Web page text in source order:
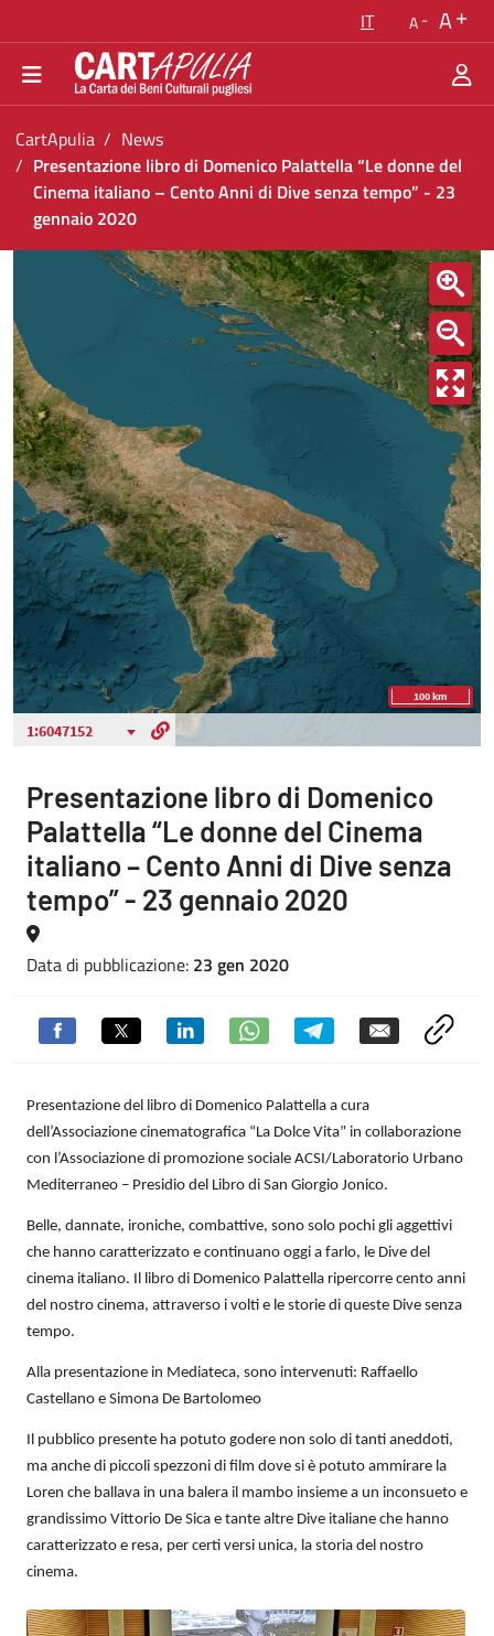
Vai al menu di navigazione
Vai ai contenuti
Vai al footer
IT A A
Ti trovi in:
CartApulia
News
Presentazione libro di Domenico Palattella “Le donne del
Cinema italiano – Cento Anni di Dive senza tempo” - 23
gennaio 2020
Presentazione libro di Domenico Palattella
Presentazione libro di Domenico
Palattella “Le donne del Cinema
italiano – Cento Anni di Dive senza
tempo” - 23 gennaio 2020
Data di pubblicazione: 23 gen 2020
Presentazione del libro di Domenico Palattella a cura
dell’Associazione cinematografica “La Dolce Vita” in collaborazione
con l’Associazione di promozione sociale ACSI/Laboratorio Urbano
Mediterraneo – Presidio del Libro di San Giorgio Jonico.
Belle, dannate, ironiche, combattive, sono solo pochi gli aggettivi
che hanno caratterizzato e continuano oggi a farlo, le Dive del
cinema italiano. Il libro di Domenico Palattella ripercorre cento anni
del nostro cinema, attraverso i volti e le storie di queste Dive senza
tempo.
Alla presentazione in Mediateca, sono intervenuti: Raffaello
Castellano e Simona De Bartolomeo
Il pubblico presente ha potuto godere non solo di tanti aneddoti,
ma anche di piccoli spezzoni di film dove si è potuto ammirare la
Loren che ballava in una balera il mambo insieme a un inconsueto e
grandissimo Vittorio De Sica e tante altre Dive italiane che hanno
caratterizzato e resa, per certi versi unica, la storia del nostro
cinema.